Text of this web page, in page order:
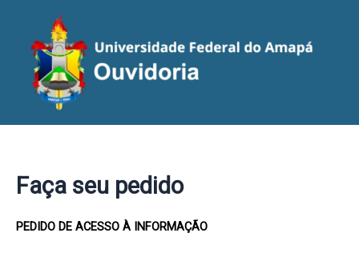
conteúdo
Faça seu pedido
PEDIDO DE ACESSO À INFORMAÇÃO